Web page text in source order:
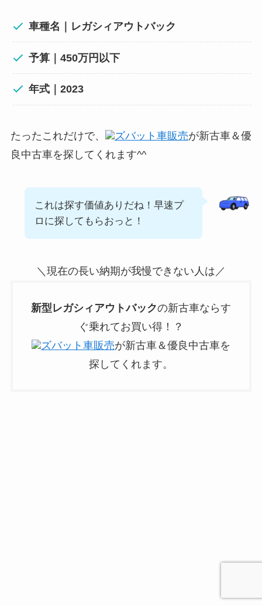
車種名｜ レガシィアウトバック
予算｜450万円以下
年式｜2023
たったこれだけで、 ズバット車販売が新古車＆優
良中古車を探してくれます^^
これは探す価値ありだね！早速プ
ロに探してもらおっと！
＼現在の長い納期が我慢できない人は／
新型レガシィアウトバックの新古車ならす
ぐ乗れてお買い得！？
ズバット車販売が新古車＆優良中古車を
探してくれます。